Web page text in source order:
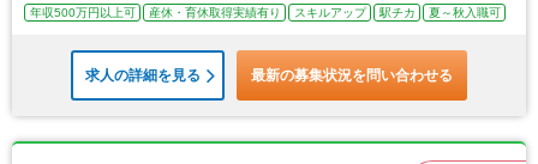
年収500万円以上可 産休・育休取得実績有り スキルアップ 駅チカ 夏～秋入職可
求人の詳細を見る 最新の募集状況を問い合わせる